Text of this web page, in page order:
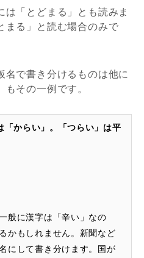
は「とどまる」とも読みま
まる」と読む場合のみで
名で書き分けるものは他に
その一例です。
「からい」。「つらい」は平
般に漢字は「辛い」なの
かもしれません。新聞など
にして書き分けます。国が